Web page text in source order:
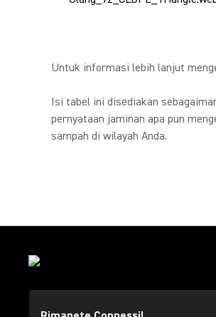
Untuk informasi lebih lanjut
Isi tabel ini disediakan
pernyataan jaminan apa pun
sampah di wilayah Anda.